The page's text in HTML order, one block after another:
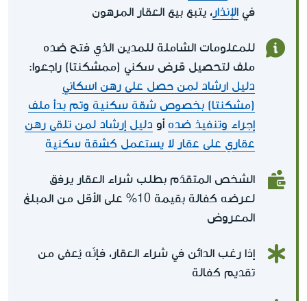
في الإنذار ، يتبع بيع العقار المرهون
للمعلومات الشاملة للمدين الذي فتح ضده
ملف لتحصيل قرض سكني (ممشكنتا) راجعوا:
دليل ارشاد لمن حصل على رهن اسكاني
(مشكنتا) بخصوص شقة سكنية وتم بدأ ملف
إجراء وتنفيذ ضده أو دليل إرشاد لمن تلقى رهن
عقاري على عقار لا يستعمل كشقة سكنية
الشخص المتقدّم بطلب شراء العقار يرفق
لعرضه كفالة بقيمة 10% على الأقل من المبلغ
المعروض
إذا رغب الدائن في شراء العقار، فإنّه يُعفى من
تقديم كفالة